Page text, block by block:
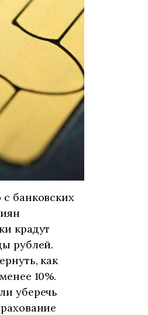
банковских
крадут
рублей.
как
10%.
уберечь